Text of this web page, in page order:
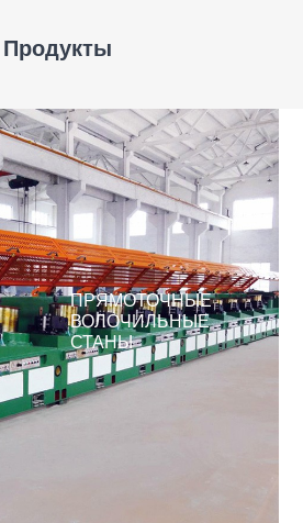
Продукты
ПРЯМОТОЧНЫЕ
ВОЛОЧИЛЬНЫЕ
СТАНЫ